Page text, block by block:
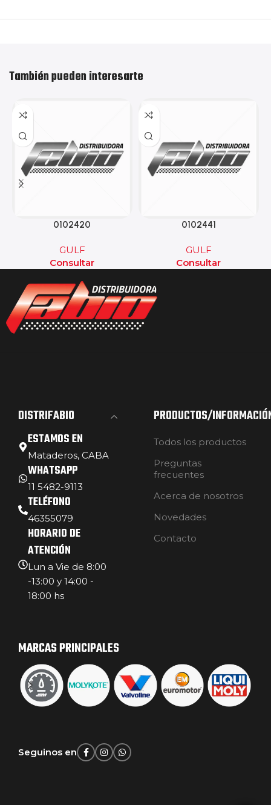
También pueden interesarte
0102420
GULF
Consultar
0102441
GULF
Consultar
DISTRIFABIO
ESTAMOS EN
Mataderos, CABA
WHATSAPP
11 5482-9113
TELÉFONO
46355079
HORARIO DE
ATENCIÓN
Lun a Vie de 8:00
-13:00 y 14:00 -
18:00 hs
PRODUCTOS/
Todos los productos
Preguntas
frecuentes
Acerca de nosotros
Novedades
Contacto
MARCAS PRINCIPALES
Seguinos en